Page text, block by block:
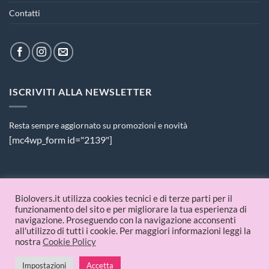
Contatti
ISCRIVITI ALLA NEWSLETTER
Resta sempre aggiornato su promozioni e novità
[mc4wp_form id="2139"]
PAGAMENTI ACCETTATI
© 2026 Biolovers.it | P.IVA 09336481214
Biolovers.it utilizza cookies tecnici e di terze parti per il
funzionamento del sito e per migliorare la tua esperienza di
navigazione. Proseguendo con la navigazione acconsenti
all'utilizzo di tutti i cookie. Per maggiori informazioni leggi la
nostra Cookie Policy
Impostazioni Accetta